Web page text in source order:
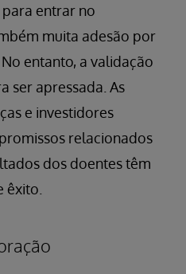
entrar no
muita adesão por
entanto, a validação
ser apressada. As
e investidores
relacionados
dos doentes têm
êxito.